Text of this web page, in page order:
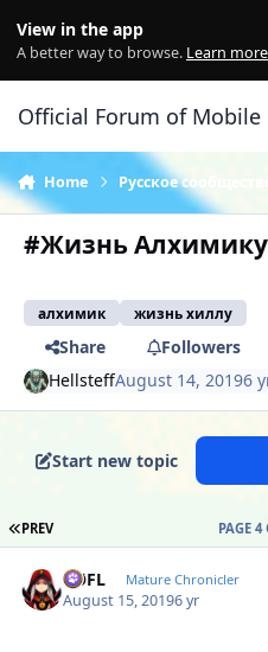
View in the app
A better way to browse. Learn more
Official Forum of Mobile
Home Русское сообщество
#Жизнь Алхимику
алхимик жизнь хиллу
Share
Followers
HellsteffAugust 14, 20196
Start new topic
FIRST PAGE
PREV PAGE 4
RØFL Mature Chronicler
August 15, 20196 yr